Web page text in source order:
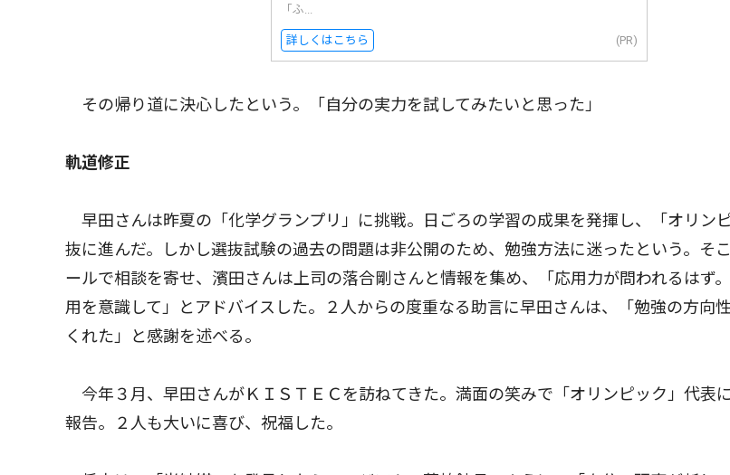
「ふ...
詳しくはこちら (PR)
その帰り道に決心したという。「自分の実力を試してみたいと思った」
軌道修正
早田さんは昨夏の「化学グランプリ」に挑戦。日ごろの学習の成果を発揮し、「オリン
抜に進んだ。しかし選抜試験の過去の問題は非公開のため、勉強方法に迷ったという。そ
ールで相談を寄せ、濱田さんは上司の落合剛さんと情報を集め、「応用力が問われるはず
用を意識して」とアドバイスした。２人からの度重なる助言に早田さんは、「勉強の方向
くれた」と感謝を述べる。
今年３月、早田さんがＫＩＳＴＥＣを訪ねてきた。満面の笑みで「オリンピック」代表
報告。２人も大いに喜び、祝福した。